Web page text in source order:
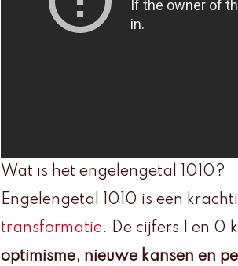
Wat is het engelengetal 1010?
Engelengetal 1010 is een
transformatie. De cijfers 1 en 0
optimisme, nieuwe kansen en